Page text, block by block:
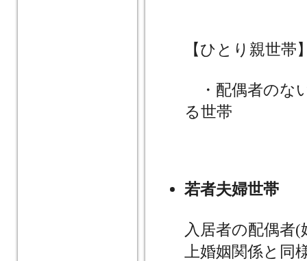
【ひとり親世
・配偶者のな
る世帯
若者夫婦世帯
入居者の配偶者
上婚姻関係と